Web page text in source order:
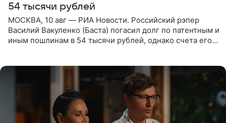
54 тысячи рублей
МОСКВА, 10 авг — РИА Новости. Российский рэпер
Василий Вакуленко (Баста) погасил долг по патентным и
иным пошлинам в 54 тысячи рублей, однако счета его